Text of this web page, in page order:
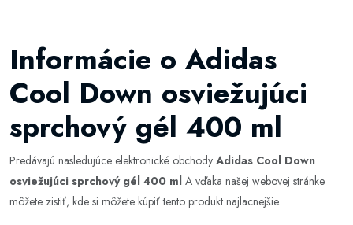
Informácie o Adidas
Cool Down osviežujúci
sprchový gél 400 ml
Predávajú nasledujúce elektronické obchody Adidas Cool Down
osviežujúci sprchový gél 400 ml A vďaka našej webovej stránke
môžete zistiť, kde si môžete kúpiť tento produkt najlacnejšie.